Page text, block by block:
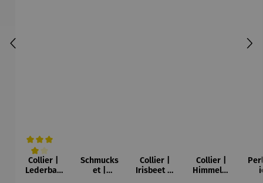
Durchschnittliche Bewertung von 4 von 5 Sternen
Collier |
Lederban
Schmucks
et |
Collier |
Irisbeet in
Collier |
Himmelss